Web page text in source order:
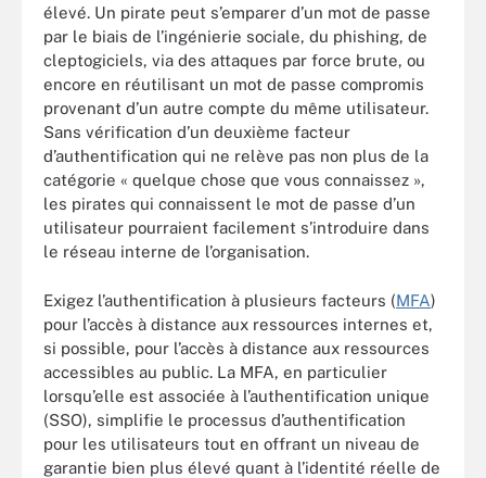
élevé. Un pirate peut s’emparer d’un mot de passe
par le biais de l’ingénierie sociale, du phishing, de
cleptogiciels, via des attaques par force brute, ou
encore en réutilisant un mot de passe compromis
provenant d’un autre compte du même utilisateur.
Sans vérification d’un deuxième facteur
d’authentification qui ne relève pas non plus de la
catégorie « quelque chose que vous connaissez »,
les pirates qui connaissent le mot de passe d’un
utilisateur pourraient facilement s’introduire dans
le réseau interne de l’organisation.
Exigez l’authentification à plusieurs facteurs (MFA)
pour l’accès à distance aux ressources internes et,
si possible, pour l’accès à distance aux ressources
accessibles au public. La MFA, en particulier
lorsqu’elle est associée à l’authentification unique
(SSO), simplifie le processus d’authentification
pour les utilisateurs tout en offrant un niveau de
garantie bien plus élevé quant à l’identité réelle de